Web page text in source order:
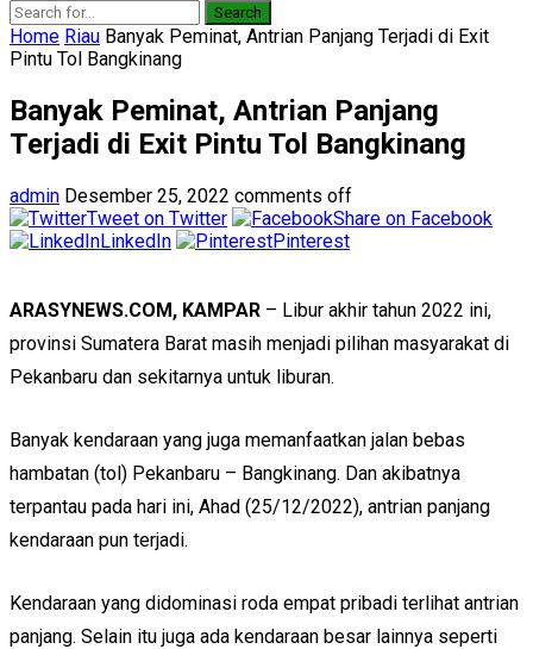
Search
Home Riau Banyak Peminat, Antrian Panjang Terjadi di Exit
Pintu Tol Bangkinang
Banyak Peminat, Antrian Panjang
Terjadi di Exit Pintu Tol Bangkinang
admin Desember 25, 2022 comments off
Tweet on Twitter
Share on Facebook
LinkedIn
Pinterest
ARASYNEWS.COM, KAMPAR – Libur akhir tahun 2022 ini,
provinsi Sumatera Barat masih menjadi pilihan masyarakat di
Pekanbaru dan sekitarnya untuk liburan.
Banyak kendaraan yang juga memanfaatkan jalan bebas
hambatan (tol) Pekanbaru – Bangkinang. Dan akibatnya
terpantau pada hari ini, Ahad (25/12/2022), antrian panjang
kendaraan pun terjadi.
Kendaraan yang didominasi roda empat pribadi terlihat antrian
panjang. Selain itu juga ada kendaraan besar lainnya seperti